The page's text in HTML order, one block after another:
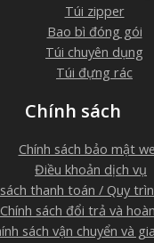
Túi zipper
Bao bì đóng gói
Túi chuyên dụng
Túi đựng rác
Chính sách
Chính sách bảo mật
Điều khoản dịch vụ
thanh toán / Quy
Chính sách đổi trả và
sách vận chuyển và